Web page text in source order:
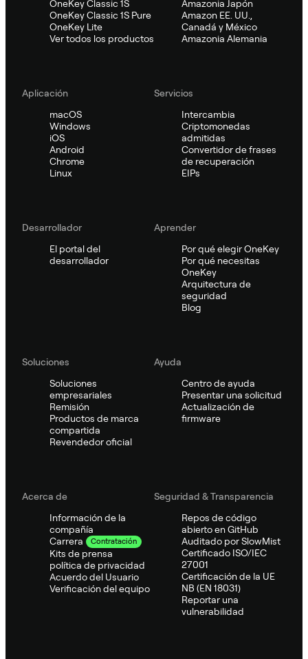
OneKey Classic 1S
OneKey Classic 1S Pure
OneKey Lite
Ver todos los productos
Amazonia Japón
Amazon EE. UU.,
Canadá y México
Amazonia Alemania
Aplicación
macOS
Windows
iOS
Android
Chrome
Linux
Servicios
Intercambia
Criptomonedas
admitidas
Convertidor de frases
de recuperación
EIPs
Desarrollador
El portal del
desarrollador
Aprender
Por qué elegir OneKey
Por qué necesitas
OneKey
Arquitectura de
seguridad
Blog
Soluciones
Soluciones
empresariales
Remisión
Productos de marca
compartida
Revendedor oficial
Ayuda
Centro de ayuda
Presentar una solicitud
Actualización de
firmware
Acerca de
Información de la
compañía
Carrera
Contratación
Kits de prensa
política de privacidad
Acuerdo del Usuario
Verificación del equipo
Seguridad & Transparencia
Repos de código
abierto en GitHub
Auditado por SlowMist
Certificado ISO/IEC
27001
Certificación de la UE
NB (EN 18031)
Reportar una
vulnerabilidad